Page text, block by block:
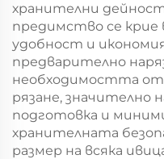
хранителни
предимство се
удобност и
предварително
необходимостта от
рязане, значително
подготовка и
хранителната
размер на всяка